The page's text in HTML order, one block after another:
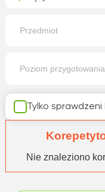
Tylko
Nie znaleziono
Przedmiot
Poziom przygotowania